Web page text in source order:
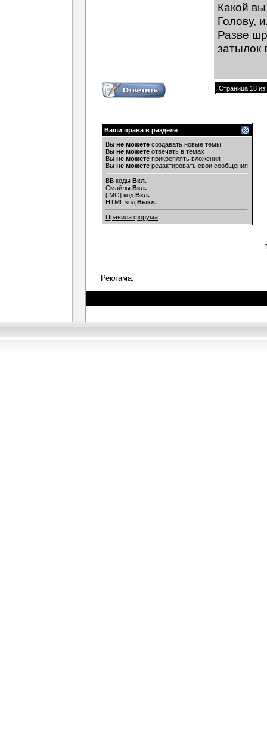
Какой
Голову,
Разве
затылок
Страница 18 из
Ваши права в разделе
Вы не можете создавать новые темы
Вы не можете отвечать в темах
Вы не можете прикреплять вложения
Вы не можете редактировать свои сообщения
BB коды Вкл.
Смайлы Вкл.
[IMG] код Вкл.
HTML код Выкл.
Правила форума
Реклама: